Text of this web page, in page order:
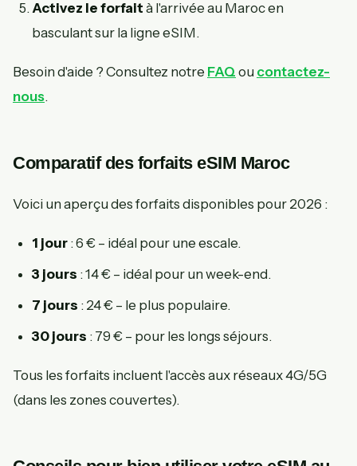
Activez le forfait à l'arrivée au Maroc en
basculant sur la ligne eSIM.
Besoin d'aide ? Consultez notre FAQ ou contactez-
nous.
Comparatif des forfaits eSIM Maroc
Voici un aperçu des forfaits disponibles pour 2026 :
1 jour : 6 € – idéal pour une escale.
3 jours : 14 € – idéal pour un week-end.
7 jours : 24 € – le plus populaire.
30 jours : 79 € – pour les longs séjours.
Tous les forfaits incluent l'accès aux réseaux 4G/5G
(dans les zones couvertes).